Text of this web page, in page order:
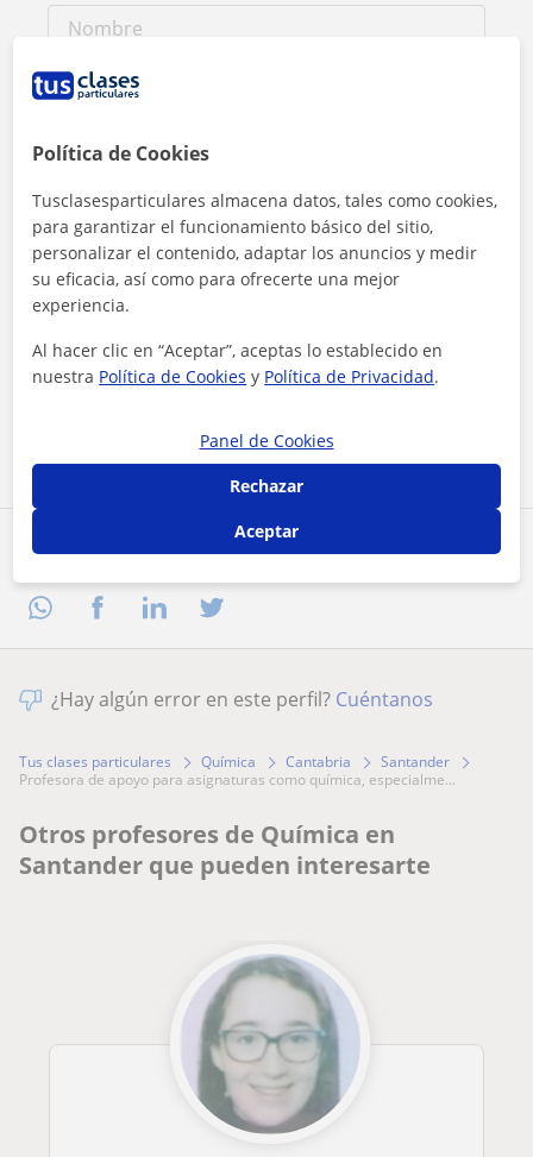
Comparte a este profesor
Al hacer clic, aceptas nuestroaviso legaly deprivacidad
¿Hay algún error en este perfil? Cuéntanos
Tus clases particulares Química Cantabria
Santander
profesora de apoyo para asignaturas como química, especialme...
Otros profesores de Química en
Santander que pueden interesarte
Política de Cookies
Tusclasesparticulares almacena datos, tales como cookies,
para garantizar el funcionamiento básico del sitio,
personalizar el contenido, adaptar los anuncios y medir
su eficacia, así como para ofrecerte una mejor
experiencia.
Al hacer clic en “Aceptar”, aceptas lo establecido en
nuestra Política de Cookies y Política de Privacidad.
Panel de Cookies
Rechazar
Aceptar